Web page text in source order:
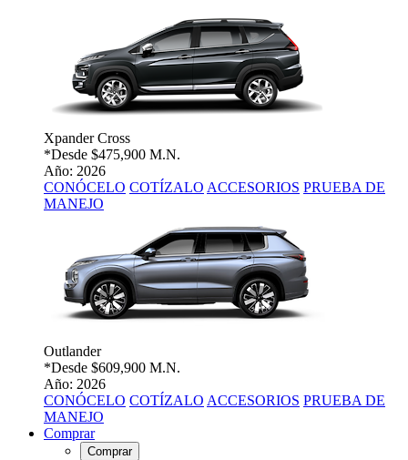
Xpander Cross
*Desde $475,900 M.N.
Año: 2026
CONÓCELO COTÍZALO ACCESORIOS PRUEBA DE
MANEJO
Outlander
*Desde $609,900 M.N.
Año: 2026
CONÓCELO COTÍZALO ACCESORIOS PRUEBA DE
MANEJO
Comprar
Comprar